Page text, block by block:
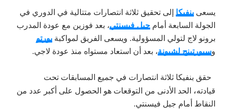
يسعى بنفيكا إلى تحقيق ثلاثة انتصارات متتالية في الدوري في
الجولة السابعة أمام جيل فيسنتي، بعد فوزين مع عودة المدرب
برونو لاج لتولي المسؤولية. ويسعى الفريق لمواكبة بورتو
وسبورتينج لشبونة، بعد أن استعاد مستواه منذ عودة لاجي.
حقق بنفيكا ثلاثة انتصارات في جميع المسابقات تحت
قيادته،
الحد الأدنى من التوقعات هو الحصول على أكبر عدد من
النقاط أمام جيل فيسنتي.